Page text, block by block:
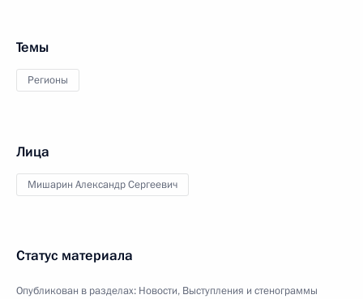
Темы
Регионы
Лица
Мишарин Александр Сергеевич
Статус материала
Опубликован в разделах: Новости, Выступления и стенограммы